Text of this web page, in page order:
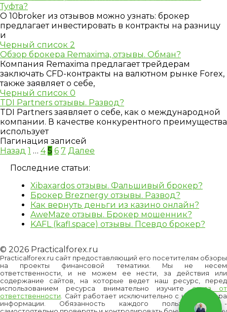
Туфта?
О 10broker из отзывов можно узнать: брокер
предлагает инвестировать в контракты на разницу
и
Черный список 2
Обзор брокера Remaxima, отзывы. Обман?
Компания Remaxima предлагает трейдерам
заключать CFD-контракты на валютном рынке Forex,
также заявляет о себе,
Черный список 0
TDI Partners отзывы. Развод?
TDI Partners заявляет о себе, как о международной
компании. В качестве конкурентного преимущества
использует
Пагинация записей
Назад 1 … 4 5 6 7 Далее
Последние статьи:
Xibaxardos отзывы. Фальшивый брокер?
Брокер Breznergy отзывы. Развод?
Как вернуть деньги из казино онлайн?
AweMaze отзывы. Брокер мошенник?
KAFL (kafl.space) отзывы. Псевдо брокер?
© 2026 Practicalforex.ru
Practicalforex.ru сайт предоставляющий его посетителям обзоры
на проекты финансовой тематики. Мы не несем
ответственности, и не можем ее нести, за действия или
содержание сайтов, на которые ведет наш ресурс, перед
использованием ресурса внимательно изучитеотказ от
ответственности . Сайт работает исключительно с целью сбора
информации. Обязанность каждого пользователя -